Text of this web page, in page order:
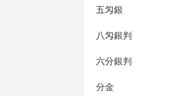
五匁銀
八匁銀判
六分銀判
分金